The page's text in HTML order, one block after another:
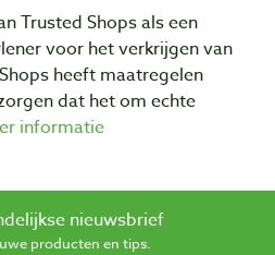
Trusted Shops als een
voor het verkrijgen van
heeft maatregelen
dat het om echte
informatie
nieuwsbrief
producten en tips.